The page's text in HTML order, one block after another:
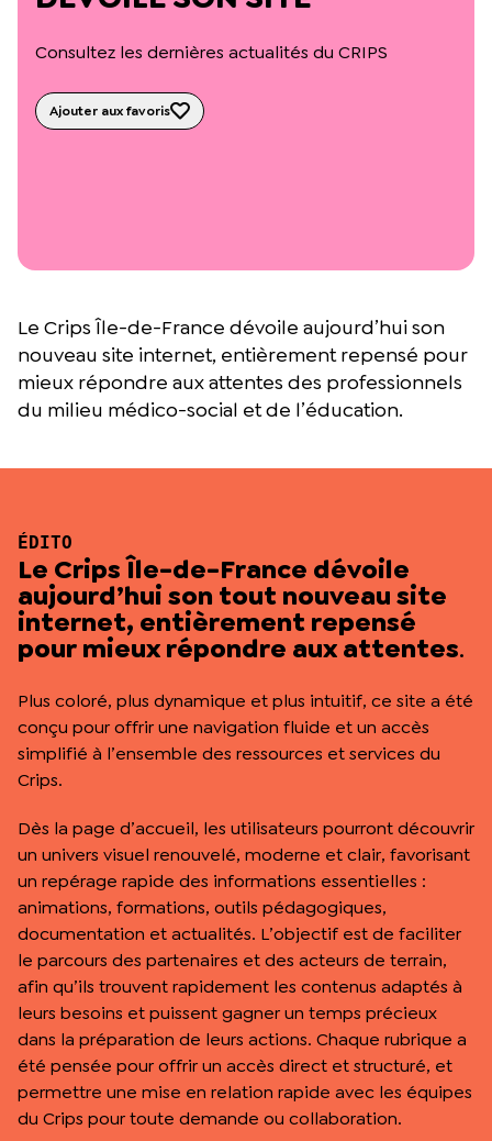
Podcast 🎙️
L’équipe du Crips
Rapports d’activité et financiers
Projets réalisés avec nos partenaires
Consultez les dernières actualités du CRIPS
Ajouter aux favoris
Le Crips Île-de-France dévoile aujourd’hui son
nouveau site internet, entièrement repensé pour
mieux répondre aux attentes des professionnels
du milieu médico-social et de l’éducation.
ÉDITO
Le Crips Île-de-France dévoile
aujourd’hui son tout nouveau site
internet, entièrement repensé
pour mieux répondre aux attentes.
Plus coloré, plus dynamique et plus intuitif, ce site a été
conçu pour offrir une navigation fluide et un accès
simplifié à l’ensemble des ressources et services du
Crips.
Dès la page d’accueil, les utilisateurs pourront découvrir
un univers visuel renouvelé, moderne et clair, favorisant
un repérage rapide des informations essentielles :
animations, formations, outils pédagogiques,
documentation et actualités. L’objectif est de faciliter
le parcours des partenaires et des acteurs de terrain,
afin qu’ils trouvent rapidement les contenus adaptés à
leurs besoins et puissent gagner un temps précieux
dans la préparation de leurs actions. Chaque rubrique a
été pensée pour offrir un accès direct et structuré, et
permettre une mise en relation rapide avec les équipes
du Crips pour toute demande ou collaboration.